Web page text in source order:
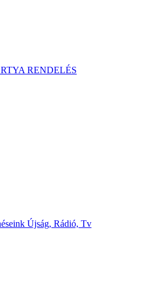
RENDELÉS
Újság, Rádió, Tv